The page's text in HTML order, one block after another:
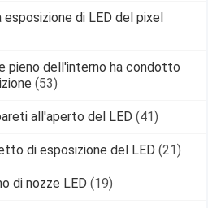
esposizione di LED del pixel
pieno dell'interno ha condotto
(53)
all'aperto del LED (41)
di esposizione del LED (21)
di nozze LED (19)